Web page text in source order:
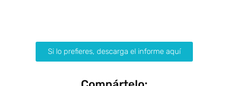
Si lo prefieres, descarga el informe aquí